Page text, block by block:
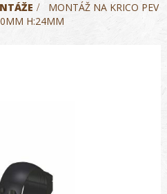
>
MONTÁŽ NA KRICO PEV
H:24MM